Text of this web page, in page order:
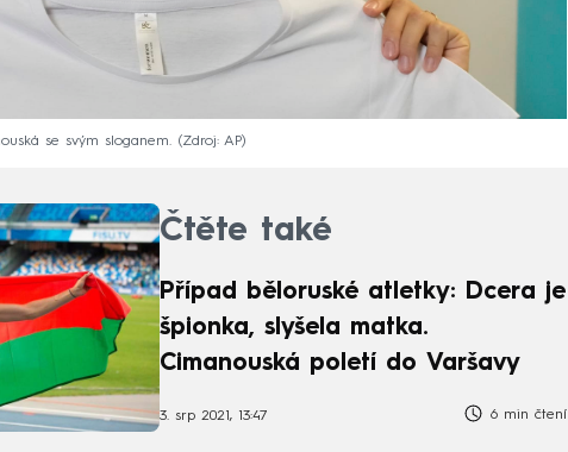
se svým sloganem. Zdroj: AP
Čtěte také
Případ běloruské atletky: Dcera je
špionka, slyšela matka.
Cimanouská poletí do Varšavy
3. srp 2021, 13:47 6 min čtení